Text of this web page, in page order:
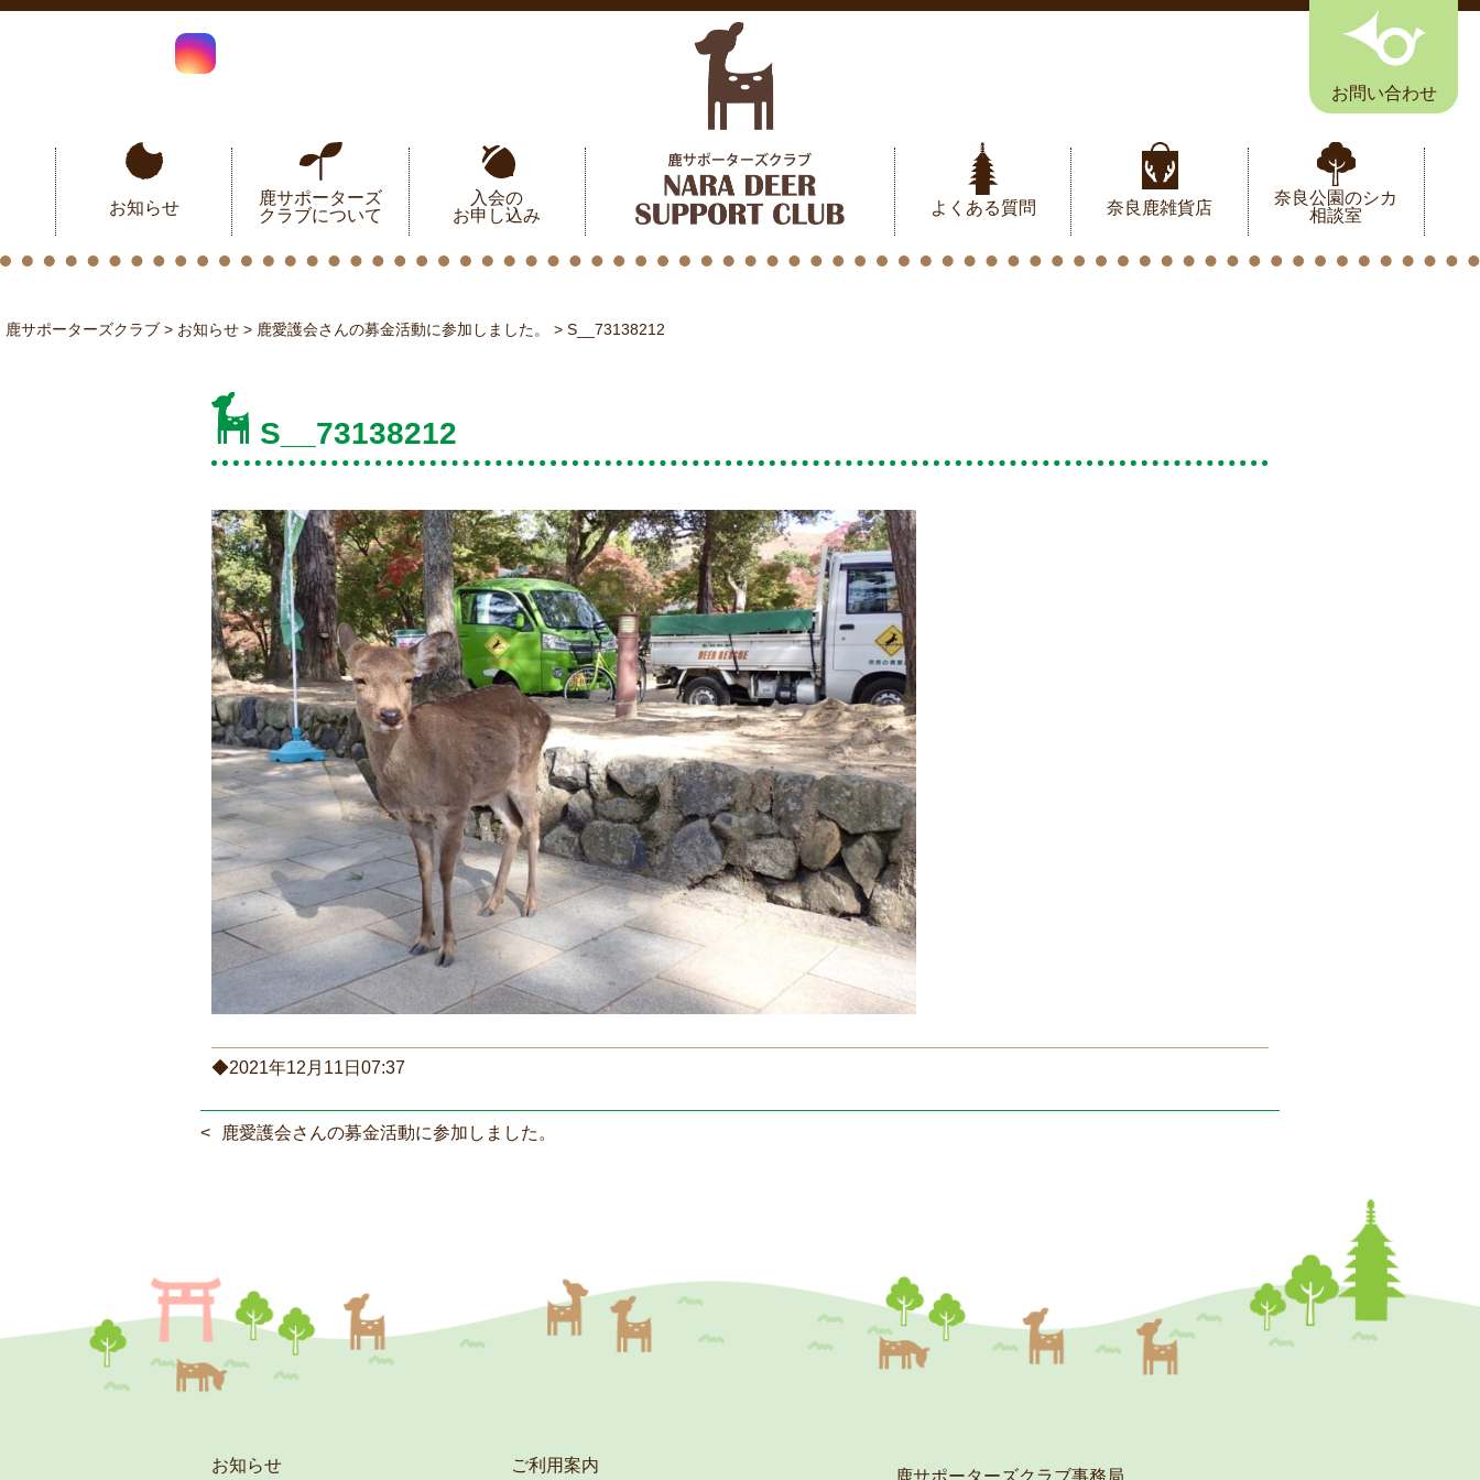
お問い合わせ
お知らせ
鹿サポーターズ
クラブについて
入会の
お申し込み
よくある質問 奈良鹿雑貨店
奈良公園のシカ
相談室
鹿サポーターズクラブ > お知らせ > 鹿愛護会さんの募金活動に参加しました。 > S__73138212
S__73138212
◆2021年12月11日07:37
鹿愛護会さんの募金活動に参加しました。
お知らせ ご利用案内
鹿サポーターズクラブ事務局